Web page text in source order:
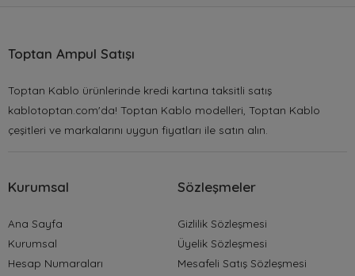
Toptan Ampul Satışı
Toptan Kablo ürünlerinde kredi kartına taksitli satış
kablotoptan.com'da! Toptan Kablo modelleri, Toptan Kablo
çeşitleri ve markalarını uygun fiyatları ile satın alın.
Kurumsal
Ana Sayfa
Kurumsal
Hesap Numaraları
Sözleşmeler
Gizlilik Sözleşmesi
Üyelik Sözleşmesi
Mesafeli Satış Sözleşmesi